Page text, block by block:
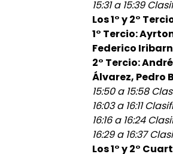
15:31 a 15:39
Los 1° y 2°
1° Tercio:
Federico
2° Tercio:
Álvarez, Pedro
15:50 a 15:58
16:03 a 16:11
16:16 a 16:24
16:29 a 16:37
Los 1° y 2°